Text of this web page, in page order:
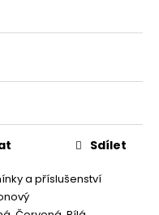
a příslušenství
Sdílet